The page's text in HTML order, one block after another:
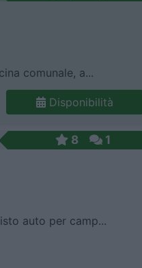
comunale, a...
Disponibilità
8 1
auto per camp...